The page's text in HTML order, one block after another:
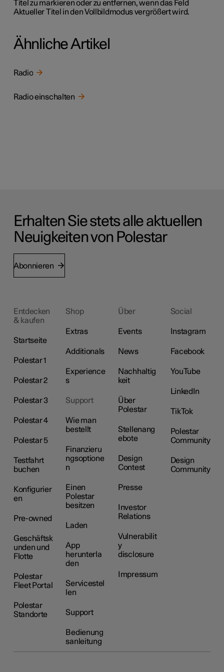
Titel zu markieren oder zu entfernen, wenn das Feld
Aktueller Titel in den Vollbildmodus vergrößert wird.
Ähnliche Artikel
Radio
Radio einschalten
Erhalten Sie stets alle aktuellen
Neuigkeiten von Polestar
Abonnieren
Entdecken
& kaufen
Startseite
Polestar 1
Polestar 2
Polestar 3
Polestar 4
Polestar 5
Testfahrt
buchen
Konfigurier
en
Pre-owned
Geschäftsk
unden und
Flotte
Polestar
Fleet Portal
Polestar
Standorte
Shop
Extras
Additionals
Experience
s
Support
Wie man
bestellt
Finanzieru
ngsoptione
n
Einen
Polestar
besitzen
Laden
App
herunterla
den
Servicestel
len
Support
Bedienung
sanleitung
Über
Events
News
Nachhaltig
keit
Über
Polestar
Stellenang
ebote
Design
Contest
Presse
Investor
Relations
Vulnerabilit
y
disclosure
Impressum
Social
Instagram
Facebook
YouTube
LinkedIn
TikTok
Polestar
Community
Design
Community